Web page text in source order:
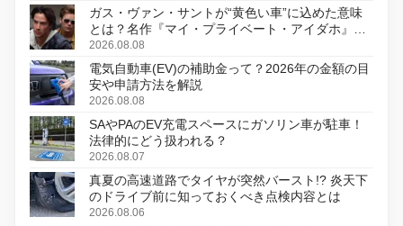
ガス・ヴァン・サントが“黄色い車”に込めた意味
とは？名作『マイ・プライベート・アイダホ』が
初のデジタルリマスター版で復活
2026.08.08
電気自動車(EV)の補助金って？2026年の金額の目
安や申請方法を解説
2026.08.08
SAやPAのEV充電スペースにガソリン車が駐車！
法律的にどう扱われる？
2026.08.07
真夏の高速道路でタイヤが突然バースト!? 炎天下
のドライブ前に知っておくべき点検内容とは
2026.08.06